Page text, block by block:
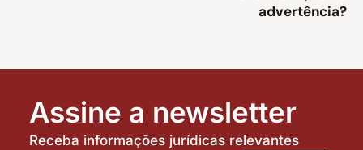
advertência?
Assine a newsletter
Receba informações jurídicas relevantes